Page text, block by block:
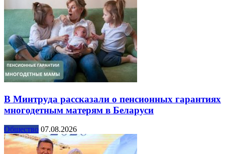
В Минтруда рассказали о пенсионных гарантиях
многодетным матерям в Беларуси
Общество 07.08.2026